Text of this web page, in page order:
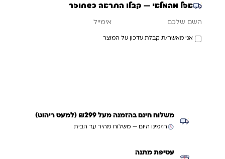
אזל מהמלאי — קבלו התראה כשחוזר
אני מאשר/ת קבלת עדכון על המוצר
משלוח חינם בהזמנה מעל ₪299 (למעט ריהוט)
הזמינו היום — משלוח מהיר עד הבית
עטיפת מתנה